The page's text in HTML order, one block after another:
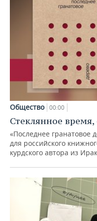
Общество 00:00
Стеклянное время,
«Последнее гранатовое
для российского
курдского автора из